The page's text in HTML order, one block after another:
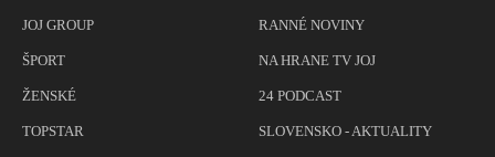
JOJ GROUP
ŠPORT
ŽENSKÉ
TOPSTAR
RANNÉ NOVINY
NA HRANE TV JOJ
24 PODCAST
SLOVENSKO - AKTUALITY